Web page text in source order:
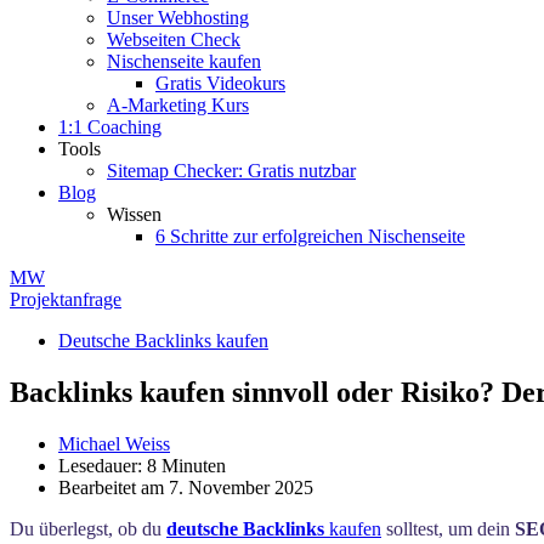
Unser Webhosting
Webseiten Check
Nischenseite kaufen
Gratis Videokurs
A-Marketing Kurs
1:1 Coaching
Tools
Sitemap Checker: Gratis nutzbar
Blog
Wissen
6 Schritte zur erfolgreichen Nischenseite
MW
Projektanfrage
Deutsche Backlinks kaufen
Backlinks kaufen sinnvoll oder Risiko?
Michael Weiss
Lesedauer: 8 Minuten
Bearbeitet am 7. November 2025
Du überlegst, ob du deutsche Backlinks kaufen solltest, um dein